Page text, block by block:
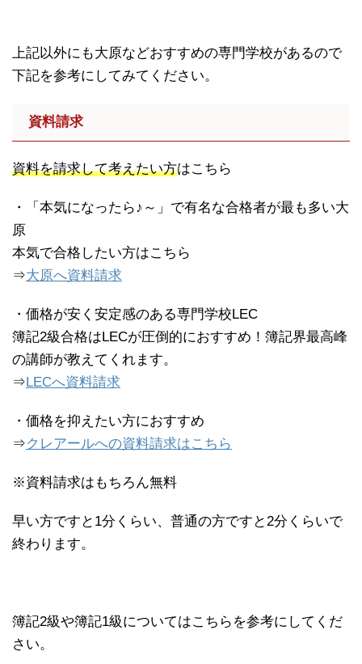
上記以外にも大原などおすすめの専門学校があるので
下記を参考にしてみてください。
資料請求
資料を請求して考えたい方はこちら
・「本気になったら♪～」で有名な合格者が最も多い大
原
本気で合格したい方はこちら
⇒大原へ資料請求
・価格が安く安定感のある専門学校LEC
簿記2級合格はLECが圧倒的におすすめ！簿記界最高峰
の講師が教えてくれます。
⇒LECへ資料請求
・価格を抑えたい方におすすめ
⇒クレアールへの資料請求はこちら
※資料請求はもちろん無料
早い方ですと1分くらい、普通の方ですと2分くらいで
終わります。
簿記2級や簿記1級についてはこちらを参考にしてくだ
さい。